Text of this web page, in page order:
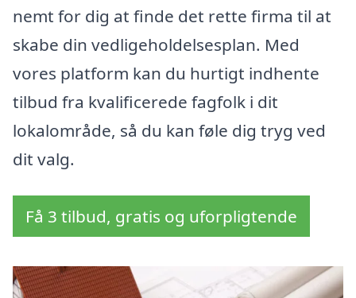
nemt for dig at finde det rette firma til at
skabe din vedligeholdelsesplan. Med
vores platform kan du hurtigt indhente
tilbud fra kvalificerede fagfolk i dit
lokalområde, så du kan føle dig tryg ved
dit valg.
Få 3 tilbud, gratis og uforpligtende